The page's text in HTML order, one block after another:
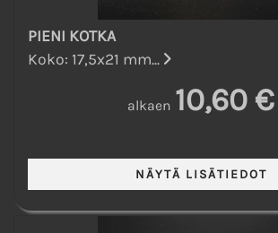
PIENI KOTKA
Koko: 17,5x21 mm...
alkaen 10,60 €